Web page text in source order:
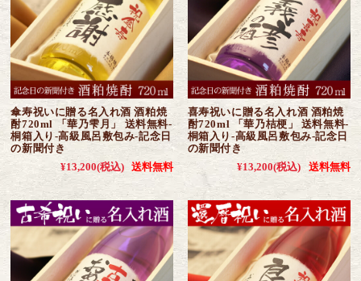
傘寿祝いに贈る名入れ酒 酒粕焼
酎720ml 「華乃雫月」 送料無料-
桐箱入り-高級風呂敷包み-記念日
の新聞付き
¥13,200(税込) 送料無料
喜寿祝いに贈る名入れ酒 酒粕焼
酎720ml 「華乃桔梗」 送料無料-
桐箱入り-高級風呂敷包み-記念日
の新聞付き
¥13,200(税込) 送料無料